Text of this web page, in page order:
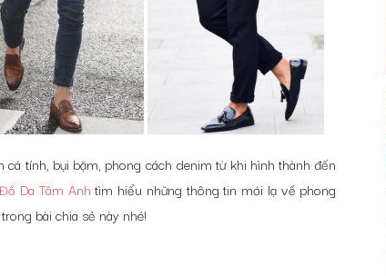
tính, bụi bặm, phong cách denim từ khi hình thành đến
Đồ Da Tâm Anh tìm hiểu những thông tin mới lạ về phong
bài chia sẻ này nhé!